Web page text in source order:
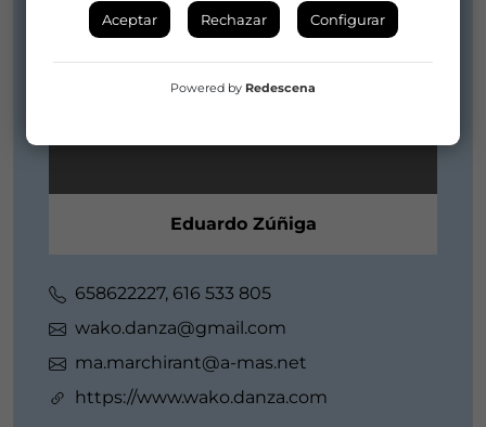
Eduardo Zúñiga
658622227, 616 533 805
wako.danza@gmail.com
ma.marchirant@a-mas.net
https://www.wako.danza.com
Aceptar Rechazar Configurar
Powered by Redescena